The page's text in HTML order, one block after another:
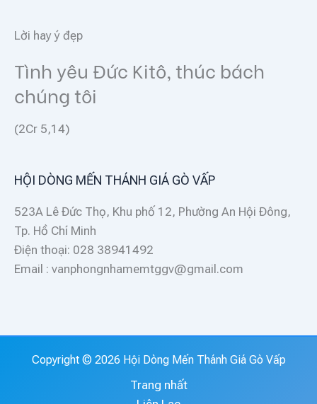
Lời hay ý đẹp
Tình yêu Đức Kitô, thúc bách
chúng tôi
(2Cr 5,14)
HỘI DÒNG MẾN THÁNH GIÁ GÒ VẤP
523A Lê Đức Thọ, Khu phố 12, Phường An Hội Đông,
Tp. Hồ Chí Minh
Điện thoại: 028 38941492
Email : vanphongnhamemtggv@gmail.com
Copyright © 2026 Hội Dòng Mến Thánh Giá Gò Vấp
Trang nhất